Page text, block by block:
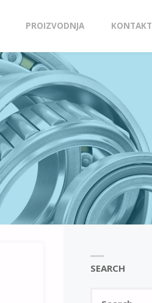
PROIZVODNJA KONTAKT
SEARCH